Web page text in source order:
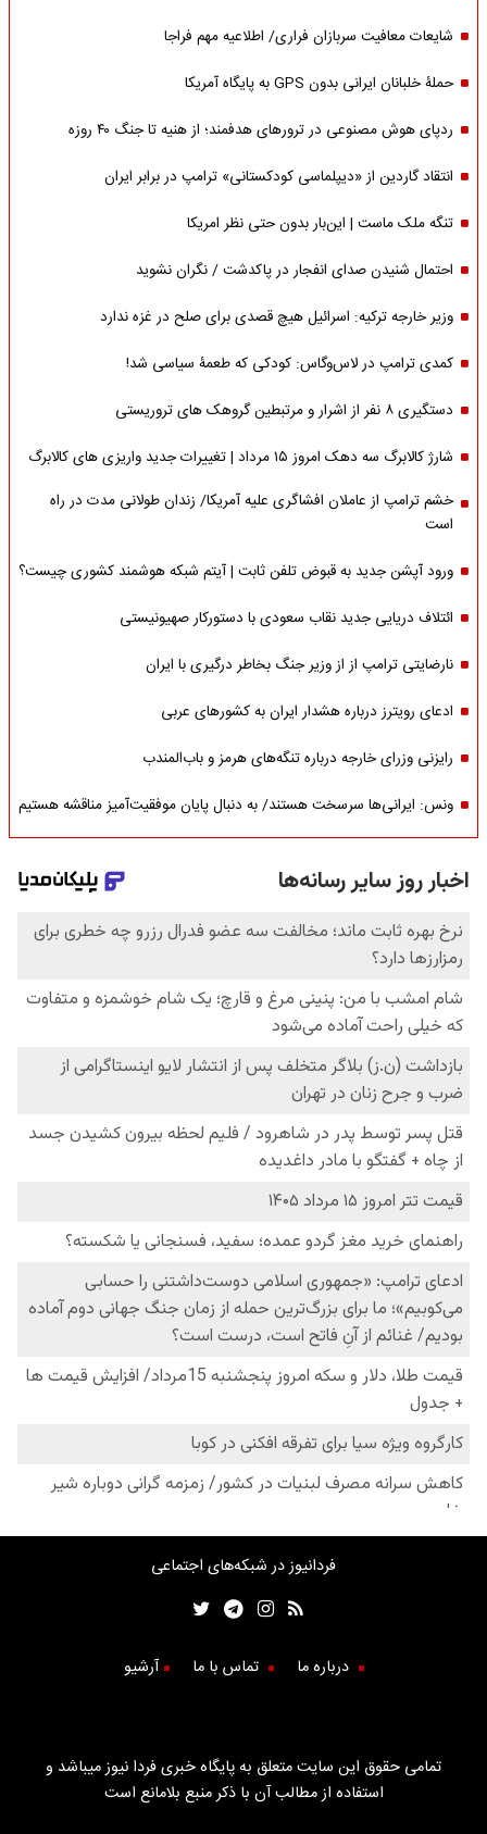
شایعات معافیت سربازان فراری/ اطلاعیه مهم فراجا
حملۀ خلبانان ایرانی بدون GPS به پایگاه آمریکا
ردپای هوش مصنوعی در ترورهای هدفمند؛ از هنیه تا جنگ ۴۰ روزه
انتقاد گاردین از «دیپلماسی کودکستانی» ترامپ در برابر ایران
تنگه ملک ماست | این‌بار بدون حتی نظر امریکا
احتمال شنیدن صدای انفجار در پاکدشت / نگران نشوید
وزیر خارجه ترکیه: اسرائیل هیچ قصدی برای صلح در غزه ندارد
کمدی ترامپ در لاس‌وگاس: کودکی که طعمۀ سیاسی شد!
دستگیری ۸ نفر از اشرار و مرتبطین گروهک های تروریستی
شارژ کالابرگ سه دهک امروز ۱۵ مرداد | تغییرات جدید واریزی های کالابرگ
خشم ترامپ از عاملان افشاگری‌ علیه آمریکا/ زندان طولانی مدت در راه
است
ورود آپشن جدید به قبوض تلفن ثابت | آیتم شبکه هوشمند کشوری چیست؟
ائتلاف دریایی جدید نقاب سعودی با دستورکار صهیونیستی
نارضایتی ترامپ از از وزیر جنگ بخاطر درگیری با ایران
ادعای رویترز درباره هشدار ایران به کشورهای عربی
رایزنی وزرای خارجه درباره تنگه‌های هرمز و باب‌المندب
ونس: ایرانی‌ها سرسخت هستند/ به دنبال پایان موفقیت‌آمیز مناقشه هستیم
فردانیوز در شبکه‌های اجتماعی
درباره ما تماس با ما آرشیو
تمامی حقوق این سایت متعلق به پایگاه خبری فردا نیوز میباشد و
استفاده از مطالب آن با ذکر منبع بلامانع است